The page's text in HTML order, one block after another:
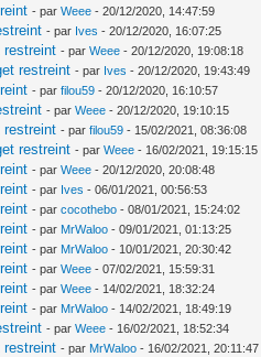
- parWeee - 20/12/2020, 14:47:59
- par Ives - 20/12/2020, 16:07:25
restreint - parWeee - 20/12/2020, 19:08:18
restreint - par Ives - 20/12/2020, 19:43:49
- parfilou59 - 20/12/2020, 16:10:57
- parWeee - 20/12/2020, 19:10:15
restreint - parfilou59 - 15/02/2021, 08:36:08
restreint - parWeee - 16/02/2021, 19:15:15
- parWeee - 20/12/2020, 20:08:48
- par Ives - 06/01/2021, 00:56:53
- parcocothebo - 08/01/2021, 15:24:02
- par MrWaloo - 09/01/2021, 01:13:25
- par MrWaloo - 10/01/2021, 20:30:42
- parWeee - 07/02/2021, 15:59:31
- parWeee - 14/02/2021, 18:32:24
- par MrWaloo - 14/02/2021, 18:49:19
- parWeee - 16/02/2021, 18:52:34
restreint - par MrWaloo - 16/02/2021, 20:11:47